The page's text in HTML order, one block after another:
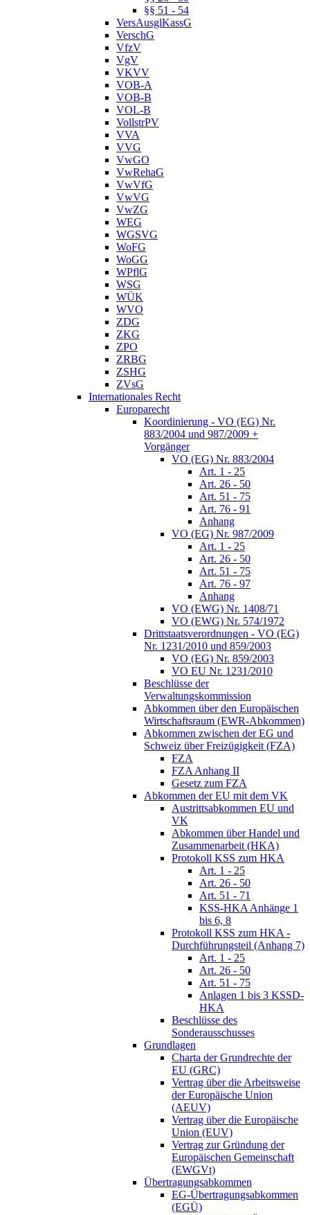
§§ 51 - 54
VersAusglKassG
VerschG
VfzV
VgV
VKVV
VOB-A
VOB-B
VOL-B
VollstrPV
VVA
VVG
VwGO
VwRehaG
VwVfG
VwVG
VwZG
WEG
WGSVG
WoFG
WoGG
WPflG
WSG
WÜK
WVO
ZDG
ZKG
ZPO
ZRBG
ZSHG
ZVsG
Internationales Recht
Europarecht
Koordinierung - VO (EG) Nr.
883/2004 und 987/2009 +
Vorgänger
VO (EG) Nr. 883/2004
Art. 1 - 25
Art. 26 - 50
Art. 51 - 75
Art. 76 - 91
Anhang
VO (EG) Nr. 987/2009
Art. 1 - 25
Art. 26 - 50
Art. 51 - 75
Art. 76 - 97
Anhang
VO (EWG) Nr. 1408/71
VO (EWG) Nr. 574/1972
Drittstaatsverordnungen - VO (EG)
Nr. 1231/2010 und 859/2003
VO (EG) Nr. 859/2003
VO EU Nr. 1231/2010
Beschlüsse der
Verwaltungskommission
Abkommen über den Europäischen
Wirtschaftsraum (EWR-Abkommen)
Abkommen zwischen der EG und
Schweiz über Freizügigkeit (FZA)
FZA
FZA Anhang II
Gesetz zum FZA
Abkommen der EU mit dem VK
Austrittsabkommen EU und
VK
Abkommen über Handel und
Zusammenarbeit (HKA)
Protokoll KSS zum HKA
Art. 1 - 25
Art. 26 - 50
Art. 51 - 71
KSS-HKA Anhänge 1
bis 6, 8
Protokoll KSS zum HKA -
Durchführungsteil (Anhang 7)
Art. 1 - 25
Art. 26 - 50
Art. 51 - 75
Anlagen 1 bis 3 KSSD-
HKA
Beschlüsse des
Sonderausschusses
Grundlagen
Charta der Grundrechte der
EU (GRC)
Vertrag über die Arbeitsweise
der Europäische Union
(AEUV)
Vertrag über die Europäische
Union (EUV)
Vertrag zur Gründung der
Europäischen Gemeinschaft
(EWGVt)
Übertragungsabkommen
EG-Übertragungsabkommen
(EGÜ)